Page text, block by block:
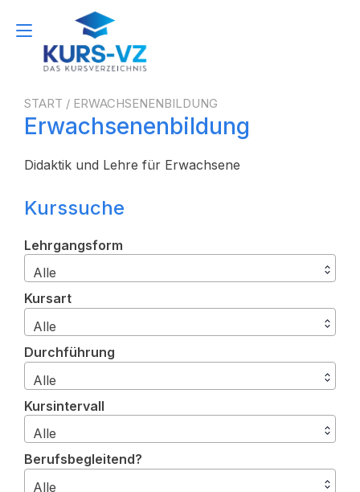
Inhalt
springen
Navigation
umschalten
START / ERWACHSENENBILDUNG
Erwachsenenbildung
Didaktik und Lehre für Erwachsene
Kurssuche
Lehrgangsform
Alle
Kursart
Alle
Durchführung
Alle
Kursintervall
Alle
Berufsbegleitend?
Alle